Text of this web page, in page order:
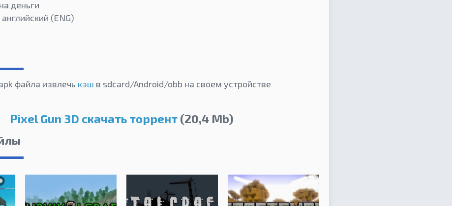
деньги
(ENG)
файла извлечь кэш в sdcard/Android/obb на своем устройстве
Pixel Gun 3D скачать торрент(20,4 Mb)